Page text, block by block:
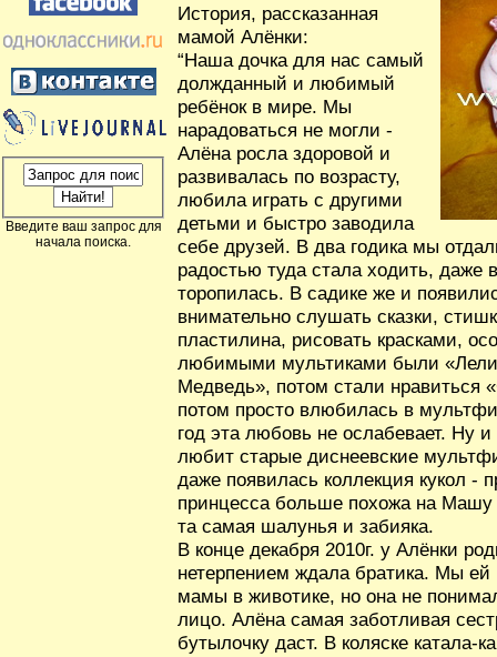
Введите ваш запрос для
начала поиска.
История, рассказанная
мамой Алёнки:
“Наша дочка для нас самый
должданный и любимый
ребёнок в мире. Мы
нарадоваться не могли -
Алёна росла здоровой и
развивалась по возрасту,
любила играть с другими
детьми и быстро заводила
себе друзей. В два годика мы
радостью туда стала ходить, даже
торопилась. В садике же и
внимательно слушать сказки,
пластилина, рисовать красками,
любимыми мультиками были
Медведь», потом стали нравиться
потом просто влюбилась в
год эта любовь не ослабевает. Ну
любит старые диснеевские
даже появилась коллекция кукол -
принцесса больше похожа на
та самая шалунья и забияка.
В конце декабря 2010г. у Алёнки
нетерпением ждала братика. Мы ей
мамы в животике, но она не
лицо. Алёна самая заботливая
бутылочку даст. В коляске катала-